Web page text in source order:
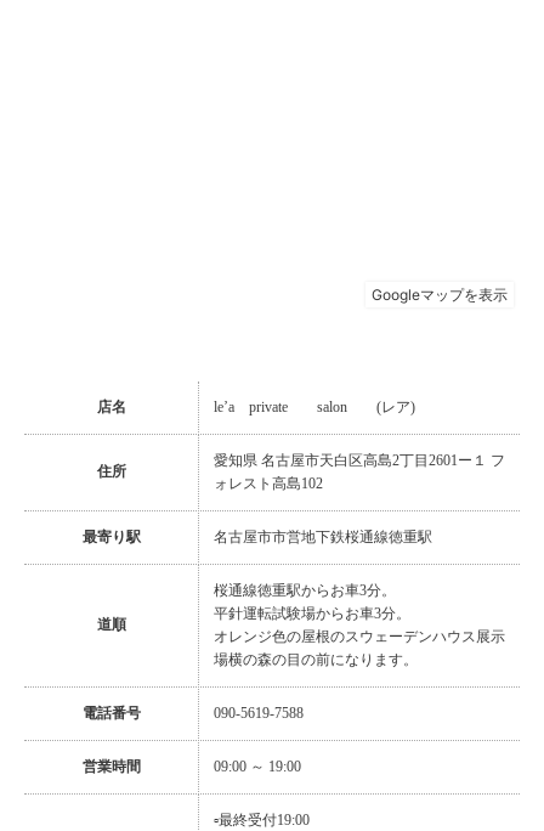
店名 le’a private salon (レア)
住所
愛知県 名古屋市天白区高島2丁目2601ー１ フ
ォレスト高島102
最寄り駅 名古屋市市営地下鉄桜通線徳重駅
道順
桜通線徳重駅からお車3分。
平針運転試験場からお車3分。
オレンジ色の屋根のスウェーデンハウス展示
場横の森の目の前になります。
電話番号 090-5619-7588
営業時間 09:00 ～ 19:00
▫最終受付19:00